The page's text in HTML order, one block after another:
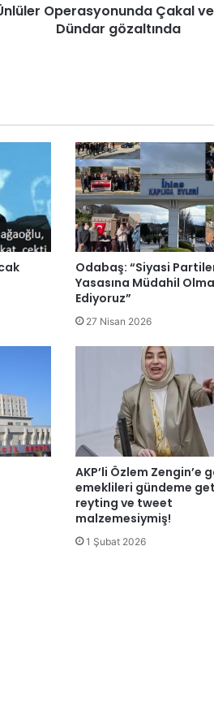
Operasyonunda Çakal ve
Dündar gözaltında
Odabaş: “Siyasi
Yasasına Müdahil
Ediyoruz”
27 Nisan 2026
AKP’li Özlem Zengin’e
emeklileri gündeme
reyting ve tweet
malzemesiymiş!
1 Şubat 2026